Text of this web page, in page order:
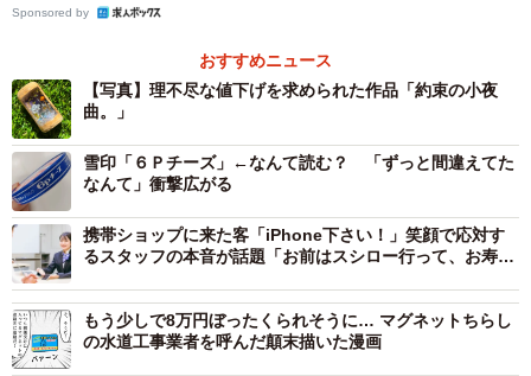
Sponsored by
おすすめニュース
【写真】理不尽な値下げを求められた作品「約束の小夜
曲。」
雪印「６Ｐチーズ」←なんて読む？ 「ずっと間違えてた
なんて」衝撃広がる
携帯ショップに来た客「iPhone下さい！」笑顔で応対す
るスタッフの本音が話題「お前はスシロー行って、お寿司
もう少しで8万円ぼったくられそうに… マグネットちらし
の水道工事業者を呼んだ顛末描いた漫画